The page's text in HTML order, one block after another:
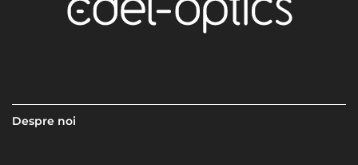
Despre noi